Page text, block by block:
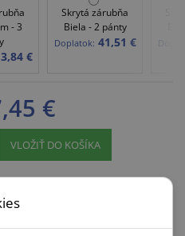
- 3
€
Skrytá zárubňa
Biela - 2 pánty
Doplatok: 41,51 €
€
VLOŽIŤ DO KOŠÍKA
kategórie